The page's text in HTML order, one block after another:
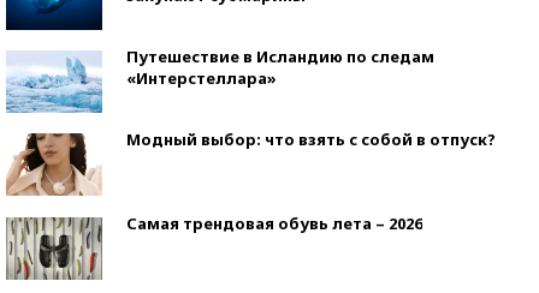
Путешествие в Исландию по следам
«Интерстеллара»
Модный выбор: что взять с собой в отпуск?
Самая трендовая обувь лета – 2026